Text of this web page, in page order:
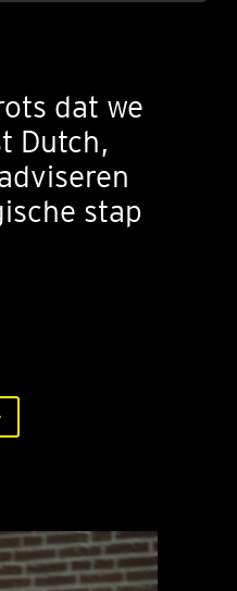
dat we
Dutch,
stap